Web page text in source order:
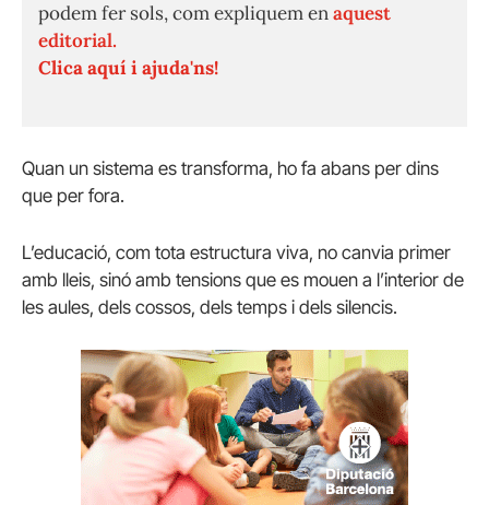
podem fer sols, com expliquem enaquest
editorial.
Clica aquí i ajuda'ns!
Quan un sistema es transforma, ho fa abans per dins
que per fora.
L’educació, com tota estructura viva, no canvia primer
amb lleis, sinó amb tensions que es mouen a l’interior de
les aules, dels cossos, dels temps i dels silencis.